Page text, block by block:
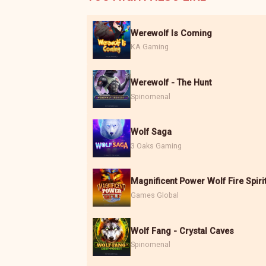
Werewolf Is Coming
KA Gaming
Werewolf - The Hunt
Spinomenal
Wolf Saga
3 Oaks Gaming
Magnificent Power Wolf Fire Spirit
Games Global
Wolf Fang - Crystal Caves
Spinomenal